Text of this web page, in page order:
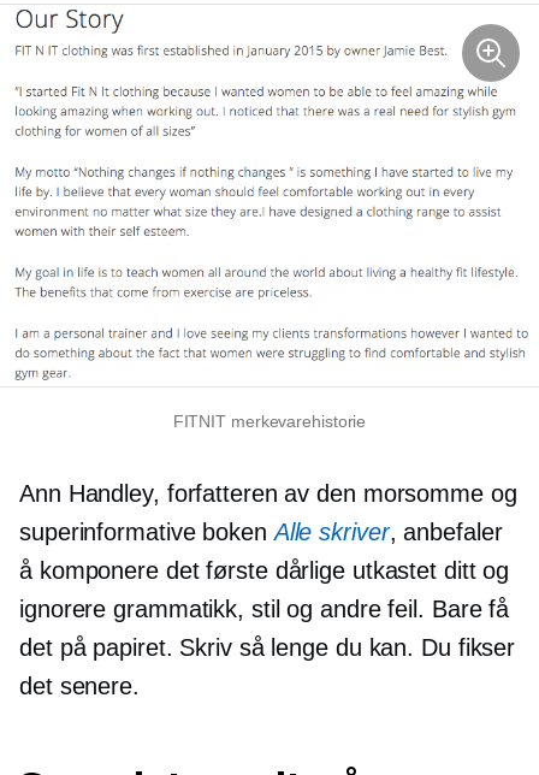
FITNIT merkevarehistorie
Ann Handley, forfatteren av den morsomme og
superinformative bokenAlle skriver, anbefaler
å komponere det første dårlige utkastet ditt og
ignorere grammatikk, stil og andre feil. Bare få
det på papiret. Skriv så lenge du kan. Du fikser
det senere.